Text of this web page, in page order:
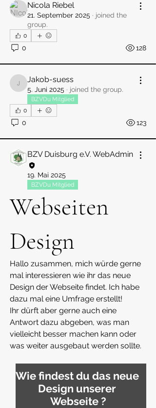
Nicola Riebel
21. September 2025 · joined the
group.
0
0 128
Jakob-suess
Jakob-suess
5. Juni 2025 · joined the group.
BZVDu Mitglied
0
0 123
BZV Duisburg e.V. WebAdmin
19. Mai 2025
BZVDu Mitglied
Webseiten
Design
Hallo zusammen, mich würde gerne
mal interessieren wie ihr das neue
Design der Webseite findet. Ich habe
dazu mal eine Umfrage erstellt!
Ihr dürft aber gerne auch eine
Antwort dazu abgeben, was man
vielleicht besser machen kann oder
was weiter ausgebaut werden sollte.
Wie findest du das neue
Design unserer
Webseite ?